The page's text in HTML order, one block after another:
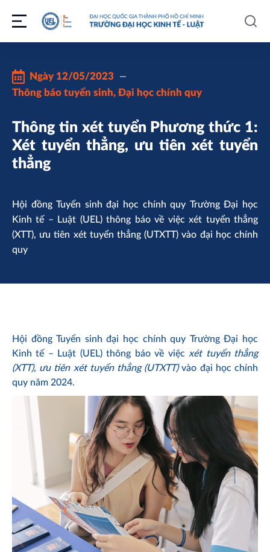
Ngày 12/05/2023
Thông báo tuyển sinh, Đại học chính quy
Thông tin xét tuyển Phương thức 1:
Xét tuyển thẳng, ưu tiên xét tuyển
thẳng
Hội đồng Tuyển sinh đại học chính quy Trường Đại học
Kinh tế – Luật (UEL) thông báo về việc xét tuyển thẳng
(XTT), ưu tiên xét tuyển thẳng (UTXTT) vào đại học chính
quy
Hội đồng Tuyển sinh đại học chính quy Trường Đại học
Kinh tế – Luật (UEL) thông báo về việc xét tuyển thẳng
(XTT), ưu tiên xét tuyển thẳng (UTXTT)vào đại học chính
quy năm 2024.